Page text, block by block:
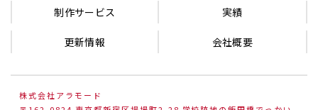
制作サービス 実績
更新情報 会社概要
株式会社アラモード